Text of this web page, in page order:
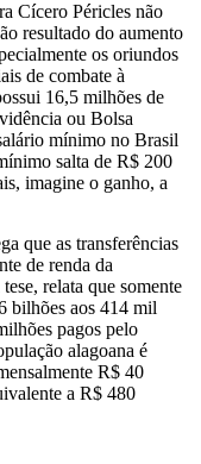
Cícero Péricles não
resultado do aumento
os oriundos
de combate à
16,5 milhões de
ou Bolsa
mínimo no Brasil
salta de R$ 200
imagine o ganho, a
que as transferências
de renda da
relata que somente
bilhões aos 414 mil
pagos pelo
alagoana é
R$ 40
a R$ 480